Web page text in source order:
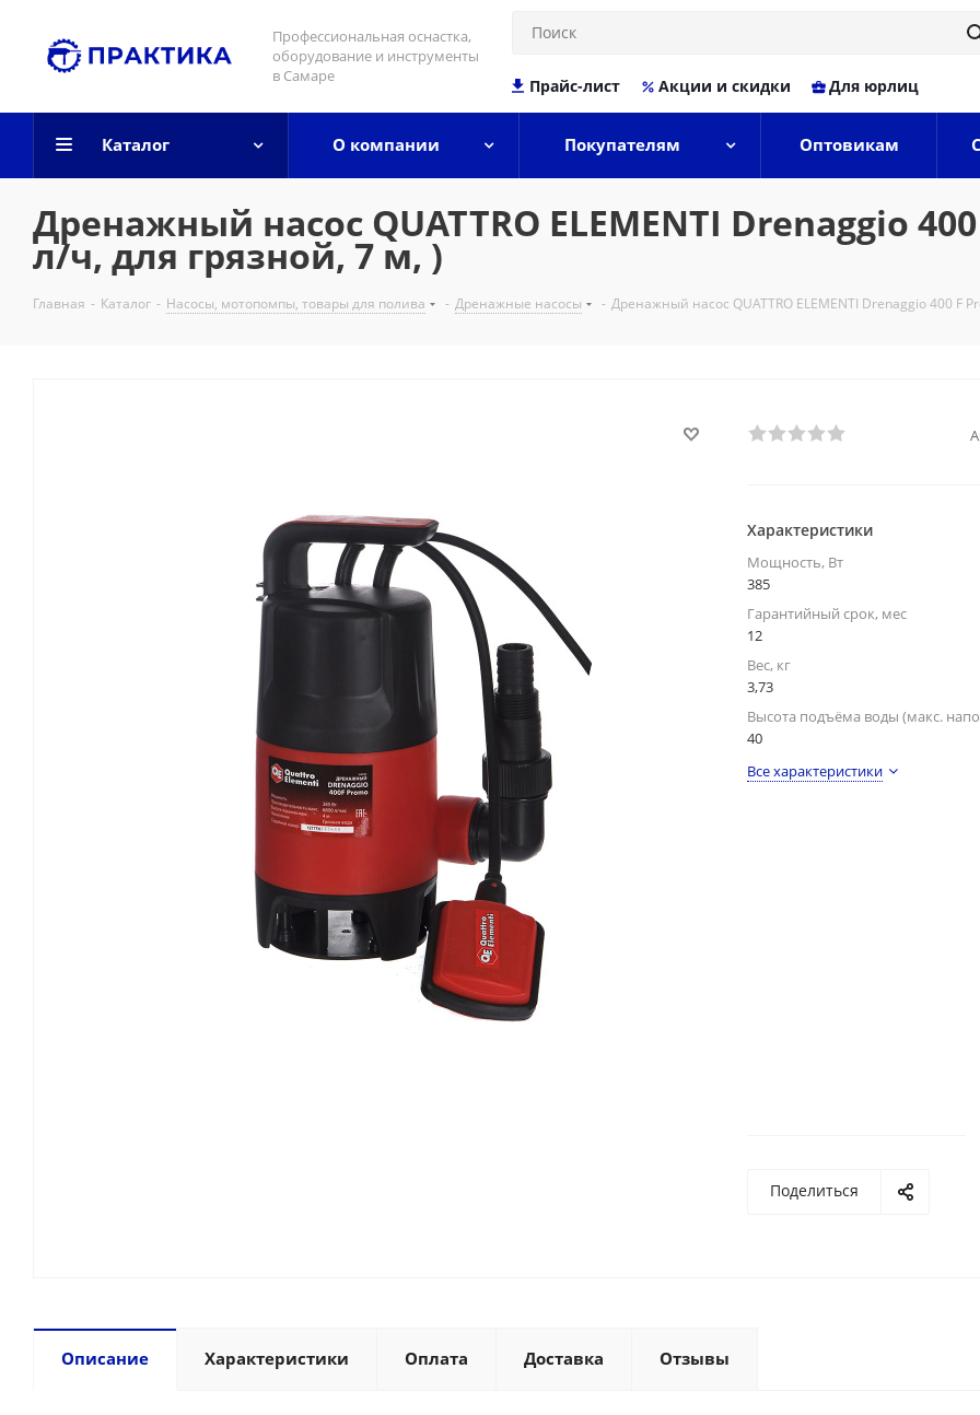
Профессиональная оснастка,
оборудование и инструменты
в Самаре
Прайс-лист Акции и скидки Для юрлиц
Каталог О компании Покупателям Оптовикам
Дренажный насос QUATTRO ELEMENTI Drenaggio
л/ч, для грязной, 7 м, )
Главная - Каталог - Насосы, мотопомпы, товары для полива - Дренажные насосы - Дренажный насос QUATTRO ELEMENTI Drenaggio 400 F
Характеристики
Мощность, Вт
385
Гарантийный срок, мес
12
Вес, кг
3,73
Высота подъёма воды (макс.
40
Все характеристики
Поделиться
Описание Характеристики Оплата Доставка Отзывы